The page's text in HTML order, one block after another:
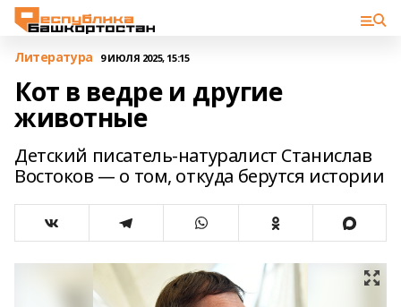
Литература 9 ИЮЛЯ 2025, 15:15
Кот в ведре и другие
животные
Детский писатель-натуралист Станислав
Востоков — о том, откуда берутся истории